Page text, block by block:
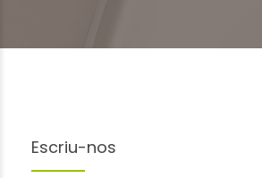
Escriu-nos